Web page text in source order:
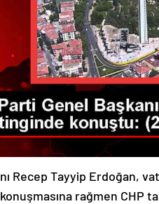
Recep Tayyip Erdoğan,
rağmen CHP